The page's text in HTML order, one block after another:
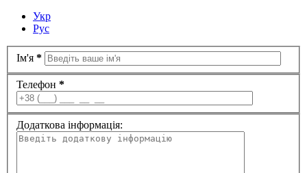
Укр
Рус
Ім'я *
Телефон *
Додаткова інформація: